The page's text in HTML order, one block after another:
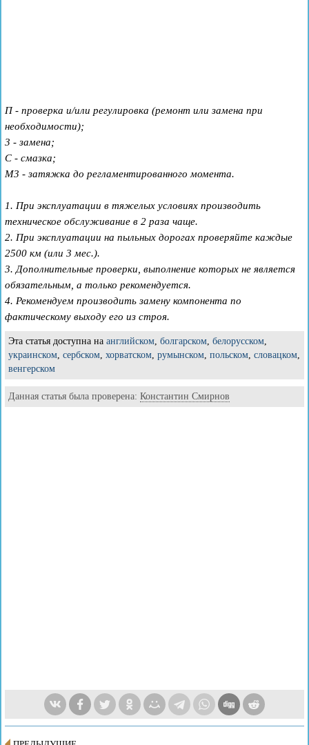
П - проверка и/или регулировка (ремонт или замена при
необходимости);
3 - замена;
С - смазка;
М3 - затяжка до регламентированного момента.
1. При эксплуатации в тяжелых условиях производить
техническое обслуживание в 2 раза чаще.
2. При эксплуатации на пыльных дорогах проверяйте каждые
2500 км (или 3 мес.).
3. Дополнительные проверки, выполнение которых не является
обязательным, а только рекомендуется.
4. Рекомендуем производить замену компонента по
фактическому выходу его из строя.
Эта статья доступна на английском, болгарском, белорусском,
украинском, сербском, хорватском, румынском, польском, словацком,
венгерском
Данная статья была проверена: Константин Смирнов